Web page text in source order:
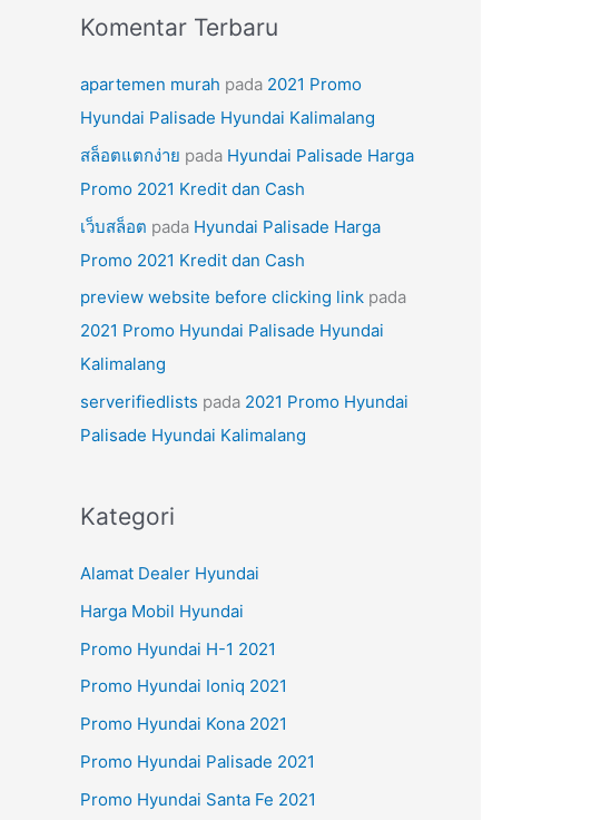
Komentar Terbaru
apartemen murah pada 2021 Promo
Hyundai Palisade Hyundai Kalimalang
สล็อตแตกง่าย pada Hyundai Palisade Harga
Promo 2021 Kredit dan Cash
เว็บสล็อต pada Hyundai Palisade Harga
Promo 2021 Kredit dan Cash
preview website before clicking link pada
2021 Promo Hyundai Palisade Hyundai
Kalimalang
serverifiedlists pada 2021 Promo Hyundai
Palisade Hyundai Kalimalang
Kategori
Alamat Dealer Hyundai
Harga Mobil Hyundai
Promo Hyundai H-1 2021
Promo Hyundai Ioniq 2021
Promo Hyundai Kona 2021
Promo Hyundai Palisade 2021
Promo Hyundai Santa Fe 2021